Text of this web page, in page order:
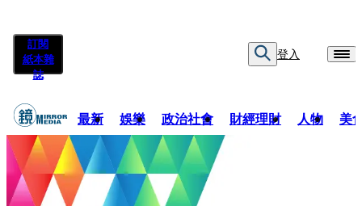
訂閱
紙本雜
誌
登入
最新 娛樂 政治社會 財經理財 人物 美